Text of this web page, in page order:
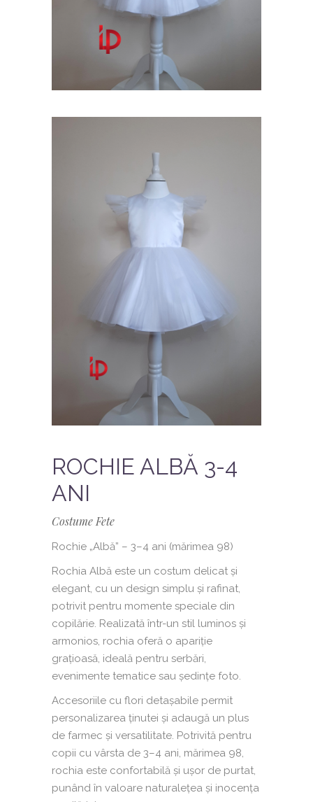
ROCHIE ALBĂ 3-4
ANI
Costume Fete
Rochie „Albă” – 3–4 ani (mărimea 98)
Rochia Albă este un costum delicat și
elegant, cu un design simplu și rafinat,
potrivit pentru momente speciale din
copilărie. Realizată într-un stil luminos și
armonios, rochia oferă o apariție
grațioasă, ideală pentru serbări,
evenimente tematice sau ședințe foto.
Accesoriile cu flori detașabile permit
personalizarea ținutei și adaugă un plus
de farmec și versatilitate. Potrivită pentru
copii cu vârsta de 3–4 ani, mărimea 98,
rochia este confortabilă și ușor de purtat,
punând în valoare naturalețea și inocența